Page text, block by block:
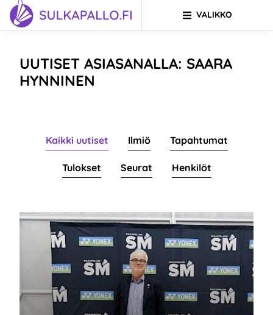
Siirry sivun sisältöön
SIIRRY ETUSIVULLE
VALIKKO
UUTISET ASIASANALLA: SAARA
HYNNINEN
Kaikki uutiset Ilmiö Tapahtumat
Tulokset Seurat Henkilöt